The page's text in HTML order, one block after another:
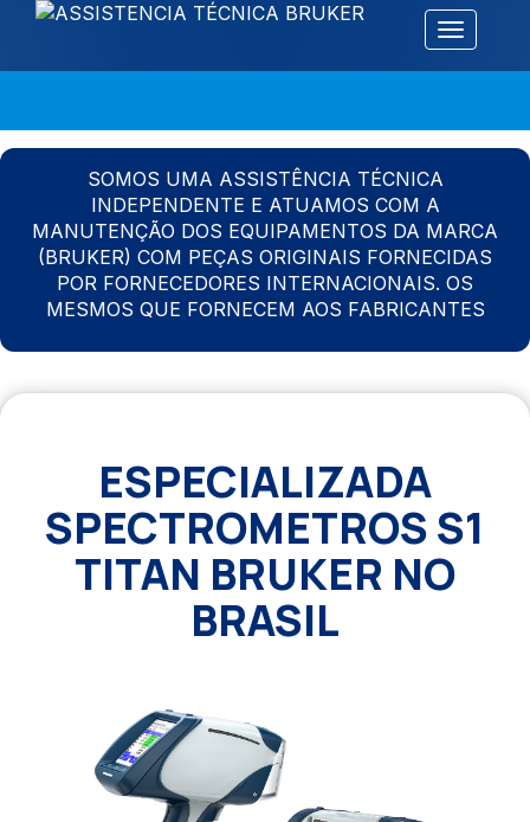
Alternar
SOMOS UMA ASSISTÊNCIA TÉCNICA
INDEPENDENTE E ATUAMOS COM A
MANUTENÇÃO DOS EQUIPAMENTOS DA MARCA
(BRUKER) COM PEÇAS ORIGINAIS FORNECIDAS
POR FORNECEDORES INTERNACIONAIS. OS
MESMOS QUE FORNECEM AOS FABRICANTES
ESPECIALIZADA
SPECTROMETROS S1
TITAN BRUKER NO
BRASIL